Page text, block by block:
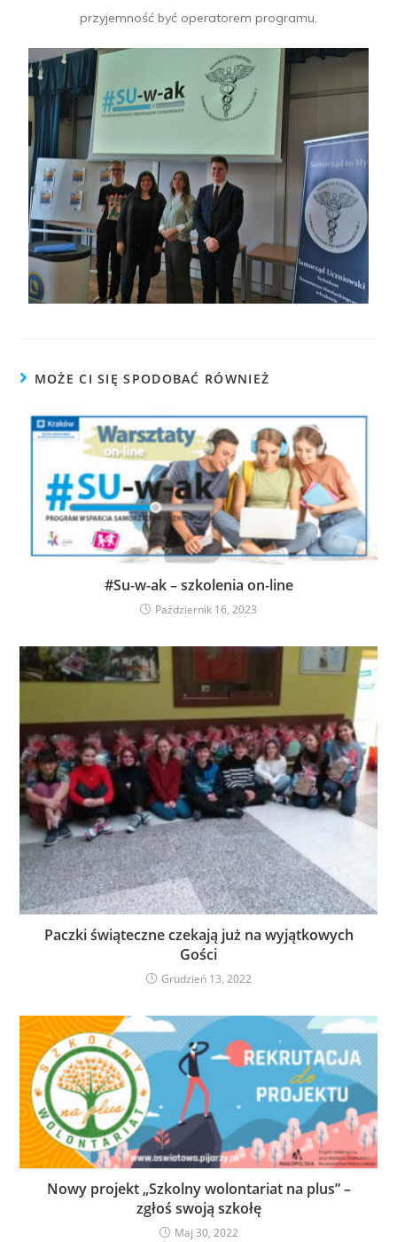
przyjemność być operatorem programu.
MOŻE CI SIĘ SPODOBAĆ RÓWNIEŻ
#Su-w-ak – szkolenia on-line
Październik 16, 2023
Paczki świąteczne czekają już na wyjątkowych
Gości
Grudzień 13, 2022
Nowy projekt „Szkolny wolontariat na plus” –
zgłoś swoją szkołę
Maj 30, 2022